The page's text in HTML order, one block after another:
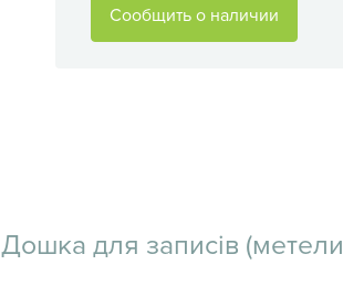
Сообщить о наличии
Дошка для записів